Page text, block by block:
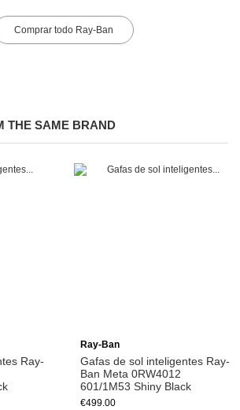
Comprar todo Ray-Ban
THE SAME BRAND
Ray-
Ray-Ban
Gafas de sol inteligentes Ray-
Ban Meta 0RW4012
601/1M53 Shiny Black
€499.00